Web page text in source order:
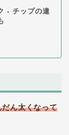
- チップの違
ん太くなって